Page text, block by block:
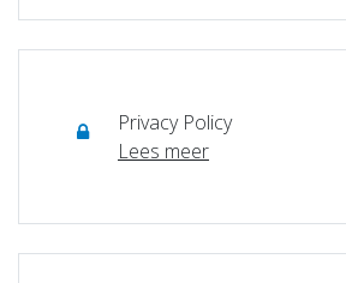
Privacy Policy
Lees meer